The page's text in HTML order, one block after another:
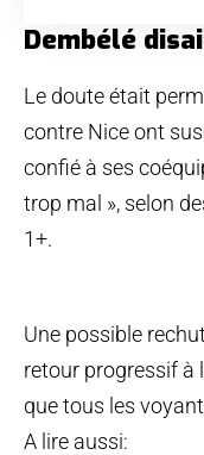
Dembélé
Le doute était
contre Nice ont
confié à ses
trop mal », selon
1+.
Une possible
retour progressif à
que tous les
A lire aussi: